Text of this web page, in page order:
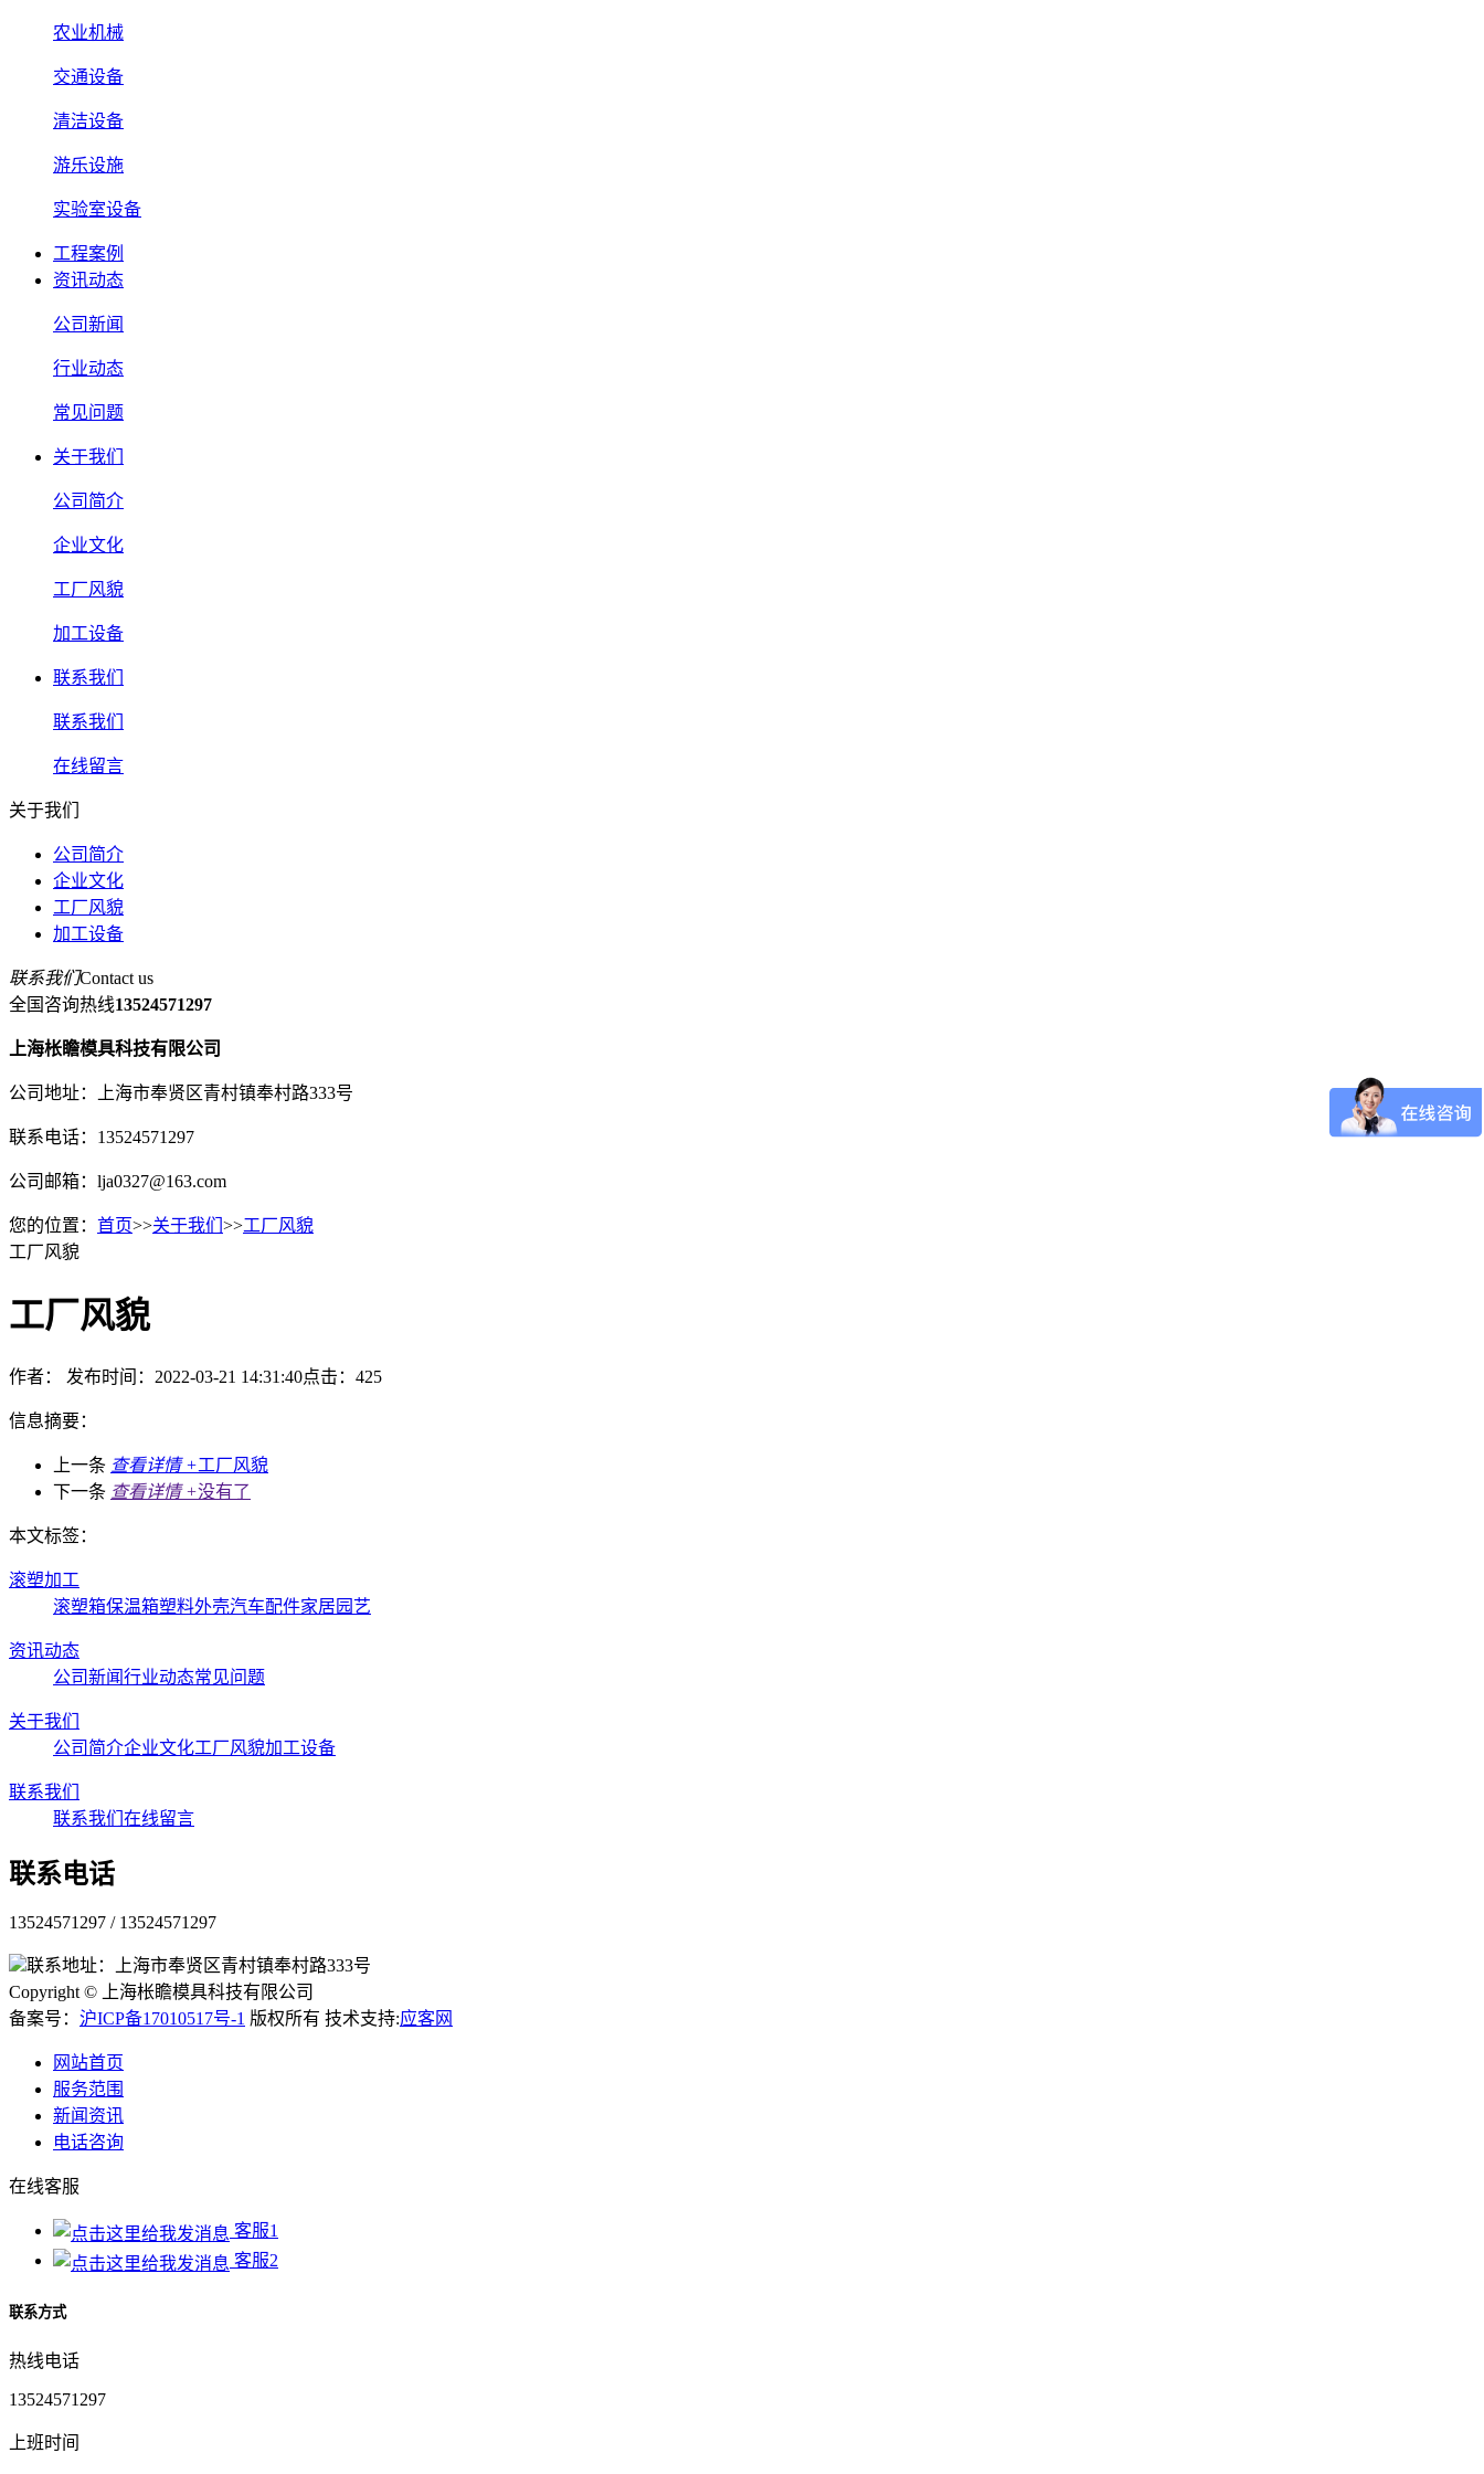
农业机械
交通设备
清洁设备
游乐设施
实验室设备
工程案例
资讯动态
公司新闻
行业动态
常见问题
关于我们
公司简介
企业文化
工厂风貌
加工设备
联系我们
联系我们
在线留言
关于我们
公司简介
企业文化
工厂风貌
加工设备
联系我们Contact us
全国咨询热线13524571297
上海枨瞻模具科技有限公司
公司地址：上海市奉贤区青村镇奉村路333号
联系电话：13524571297
公司邮箱：lja0327@163.com
您的位置： 首页>>关于我们 >>工厂风貌
工厂风貌
工厂风貌
作者： 发布时间：2022-03-21 14:31:40点击：425
信息摘要：
上一条 查看详情 +工厂风貌
下一条 查看详情 +没有了
本文标签：
滚塑加工
滚塑箱保温箱塑料外壳汽车配件家居园艺
资讯动态
公司新闻行业动态常见问题
关于我们
公司简介企业文化工厂风貌加工设备
联系我们
联系我们 在线留言
联系电话
13524571297 / 13524571297
联系地址：上海市奉贤区青村镇奉村路333号
Copyright © 上海枨瞻模具科技有限公司
备案号： 沪ICP备17010517号-1 版权所有 技术支持:应客网
网站首页
服务范围
新闻资讯
电话咨询
在线客服
客服1
客服2
联系方式
热线电话
13524571297
上班时间